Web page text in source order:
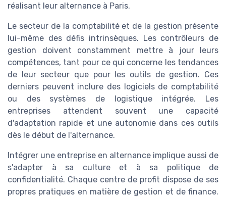
réalisant leur alternance à Paris.
Le secteur de la comptabilité et de la gestion présente
lui-même des défis intrinsèques. Les contrôleurs de
gestion doivent constamment mettre à jour leurs
compétences, tant pour ce qui concerne les tendances
de leur secteur que pour les outils de gestion. Ces
derniers peuvent inclure des logiciels de comptabilité
ou des systèmes de logistique intégrée. Les
entreprises attendent souvent une capacité
d'adaptation rapide et une autonomie dans ces outils
dès le début de l'alternance.
Intégrer une entreprise en alternance implique aussi de
s'adapter à sa culture et à sa politique de
confidentialité. Chaque centre de profit dispose de ses
propres pratiques en matière de gestion et de finance.